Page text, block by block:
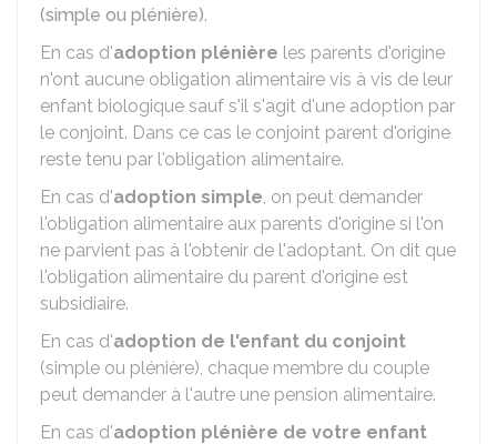
(simple ou plénière).
En cas d'adoption plénière les parents d'origine
n'ont aucune obligation alimentaire vis à vis de leur
enfant biologique sauf s'il s'agit d'une adoption par
le conjoint. Dans ce cas le conjoint parent d'origine
reste tenu par l'obligation alimentaire.
En cas d'adoption simple, on peut demander
l'obligation alimentaire aux parents d'origine si l'on
ne parvient pas à l'obtenir de l'adoptant. On dit que
l'obligation alimentaire du parent d'origine est
subsidiaire.
En cas d'adoption de l'enfant du conjoint
(simple ou plénière), chaque membre du couple
peut demander à l'autre une pension alimentaire.
En cas d'adoption plénière de votre enfant